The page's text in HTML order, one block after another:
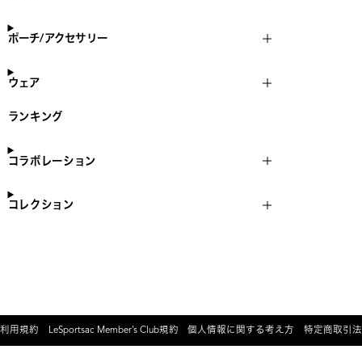
ポーチ/アクセサリー
ウェア
ランキング
コラボレーション
コレクション
利用規約 LeSportsac Member’s Club規約 個人情報に関する考え方 特定商取引